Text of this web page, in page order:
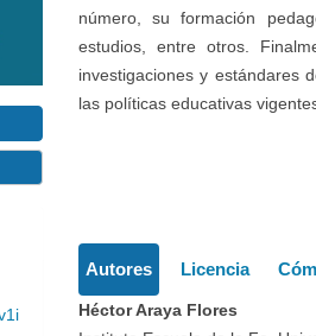
número, su formación
estudios, entre otros.
investigaciones y estándares
las políticas educativas
del
Autores Licencia
Héctor Araya Flores